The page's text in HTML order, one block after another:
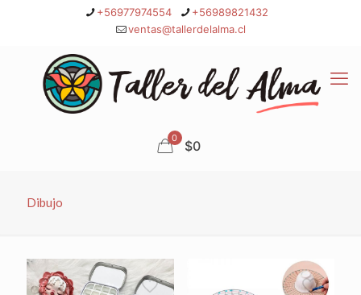
+56977974554
+56989821432
ventas@tallerdelalma.cl
0 $0
Dibujo